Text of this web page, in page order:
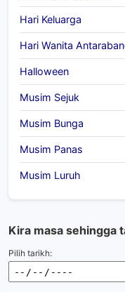
Hari Keluarga
Hari Wanita
Halloween
Musim Sejuk
Musim Bunga
Musim Panas
Musim Luruh
Kira masa sehingga
Pilih tarikh: